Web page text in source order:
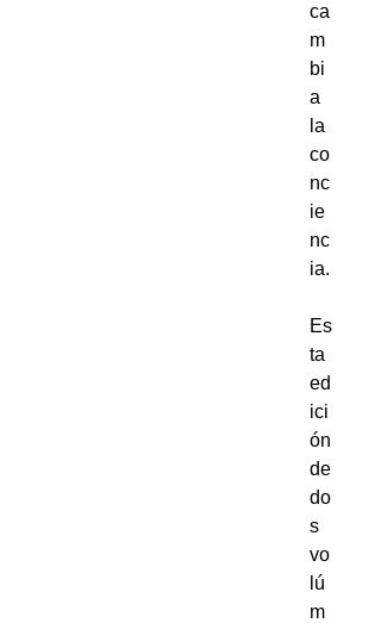
ca
m
bi
a
la
co
nc
ie
nc
ia.
Es
ta
ed
ici
ón
de
do
s
vo
lú
m